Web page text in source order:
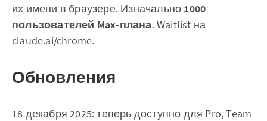
их имени в браузере. Изначально 1000
пользователей Max-плана. Waitlist на
claude.ai/chrome.
Обновления
18 декабря 2025: теперь доступно для Pro, Team